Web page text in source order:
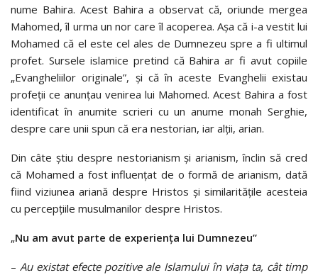
nume Bahira. Acest Bahira a observat că, oriunde mergea
Mahomed, îl urma un nor care îl acoperea. Așa că i-a vestit lui
Mohamed că el este cel ales de Dumnezeu spre a fi ultimul
profet. Sursele islamice pretind că Bahira ar fi avut copiile
„Evangheliilor originale”, și că în aceste Evanghelii existau
profeții ce anunțau venirea lui Mahomed. Acest Bahira a fost
identificat în anumite scrieri cu un anume monah Serghie,
despre care unii spun că era nestorian, iar alții, arian.
Din câte știu despre nestorianism și arianism, înclin să cred
că Mohamed a fost influențat de o formă de arianism, dată
fiind viziunea ariană despre Hristos și similaritățile acesteia
cu percepțiile musulmanilor despre Hristos.
„Nu am avut parte de experiența lui Dumnezeu”
– Au existat efecte pozitive ale Islamului în viața ta, cât timp